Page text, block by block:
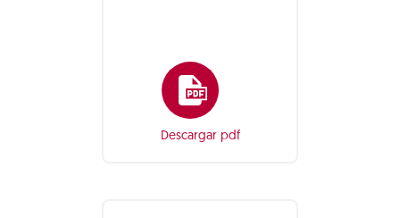
Descargar pdf